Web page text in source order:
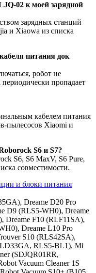
02 к моей зарядной
зарядных станций
и Xiaowa из списка
питания док
робот не
периодически пропадает
кабелем питания
пылесосов Xiaomi и
S6 и S7?
S6, S6 MaxV, S6 Pure,
совместимости.
и блоки питания
Dreame D20 Pro
D9 (RLS5-WH0), Dreame
Dreame F10 (RLF11SA),
Dreame L10 Pro
S10 (RLS42SA),
RLS5-BL1), Mi
(SDJQR01RR,
Vacuum Cleaner 1S